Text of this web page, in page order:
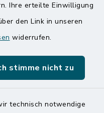
Ihre erteilte Einwilligung
den Link in unseren
widerrufen.
stimme nicht zu
technisch notwendige